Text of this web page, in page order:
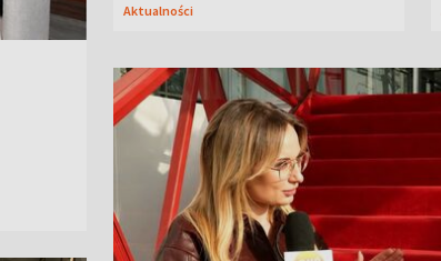
Aktualności